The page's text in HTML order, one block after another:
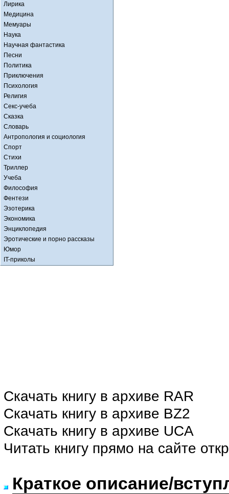
Лирика
Медицина
Мемуары
Наука
Научная фантастика
Песни
Политика
Приключения
Психология
Религия
Секс-учеба
Сказка
Словарь
Антропология и социология
Спорт
Стихи
Триллер
Учеба
Философия
Фентези
Эзотерика
Экономика
Энциклопедия
Эротические и порно рассказы
Юмор
IT-приколы
Скачать книгу в архиве RAR
Скачать книгу в архиве BZ2
Скачать книгу в архиве UCA
Читать книгу прямо на сайте
Краткое описание/